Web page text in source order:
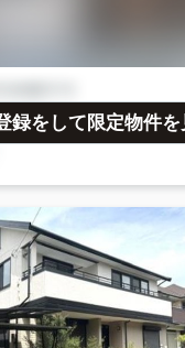
録をして限定物件を